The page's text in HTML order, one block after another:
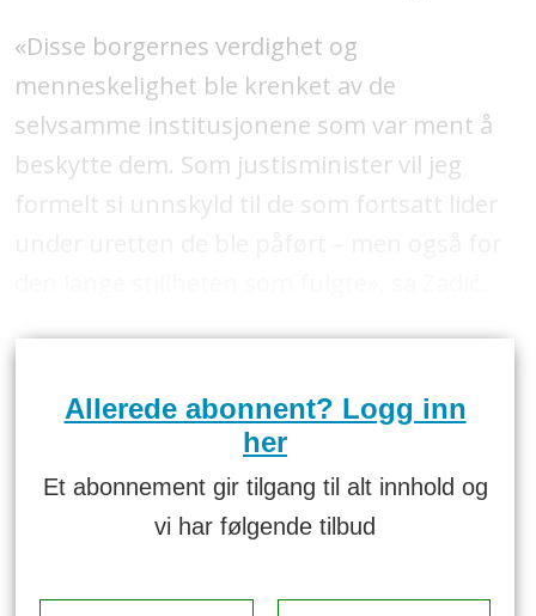
«Disse borgernes verdighet og
menneskelighet ble krenket av de
selvsamme institusjonene som var ment å
beskytte dem. Som justisminister vil jeg
formelt si unnskyld til de som fortsatt lider
Allerede abonnent? Logg inn
her
Et abonnement gir tilgang til alt innhold og
vi har følgende tilbud